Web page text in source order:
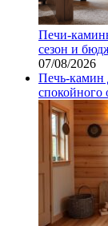
Печи-
сезон и
07/08/2026
Печь-камин
спокойного